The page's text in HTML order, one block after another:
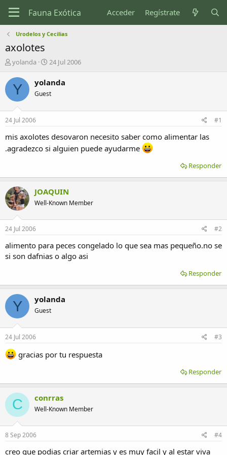
Acceder Regístrate
Urodelos y Cecilias
axolotes
I
i
c
i
d
o
r
e
e
m
a
yolanda
F
c
a
n
i
c
24 Jul 2006
Y yolanda
Guest
24 Jul 2006 #1
mis axolotes desovaron necesito saber como alimentar las
.agradezco si alguien puede ayudarme
Responder
JOAQUIN
Well-Known Member
24 Jul 2006 #2
alimento para peces congelado lo que sea mas pequeño.no se
si son dafnias o algo asi
Responder
Y yolanda
Guest
24 Jul 2006 #3
gracias por tu respuesta
Responder
C conrras
Well-Known Member
8 Sep 2006 #4
creo que podias criar artemias y es muy facil y al estar viva